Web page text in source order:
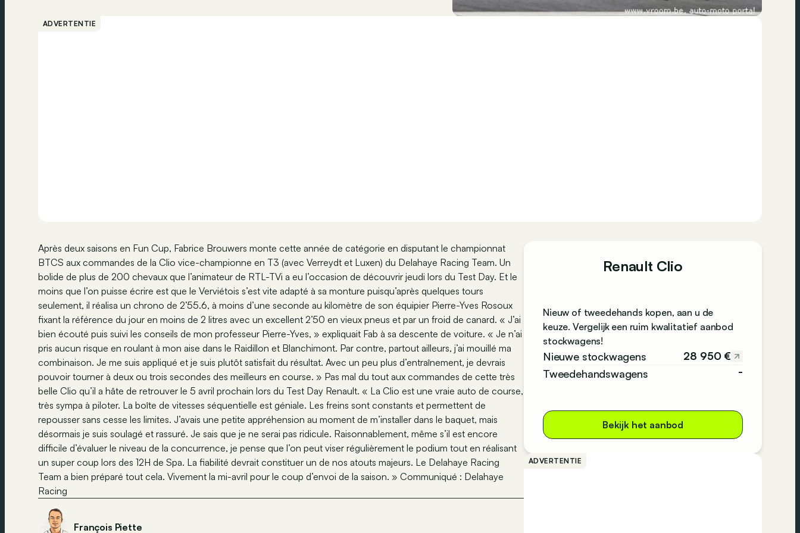
ADVERTENTIE
Après deux saisons en Fun Cup, Fabrice Brouwers monte cette année de catégorie en disputant le championnat
BTCS aux commandes de la Clio vice-championne en T3 (avec Verreydt et Luxen) du Delahaye Racing Team. Un
bolide de plus de 200 chevaux que l’animateur de RTL-TVi a eu l’occasion de découvrir jeudi lors du Test Day. Et le
moins que l’on puisse écrire est que le Verviétois s’est vite adapté à sa monture puisqu’après quelques tours
seulement, il réalisa un chrono de 2’55.6, à moins d’une seconde au kilomètre de son équipier Pierre-Yves Rosoux
fixant la référence du jour en moins de 2 litres avec un excellent 2’50 en vieux pneus et par un froid de canard. « J’ai
bien écouté puis suivi les conseils de mon professeur Pierre-Yves, » expliquait Fab à sa descente de voiture. « Je n’ai
pris aucun risque en roulant à mon aise dans le Raidillon et Blanchimont. Par contre, partout ailleurs, j’ai mouillé ma
combinaison. Je me suis appliqué et je suis plutôt satisfait du résultat. Avec un peu plus d’entraînement, je devrais
pouvoir tourner à deux ou trois secondes des meilleurs en course. » Pas mal du tout aux commandes de cette très
belle Clio qu’il a hâte de retrouver le 5 avril prochain lors du Test Day Renault. « La Clio est une vraie auto de course,
très sympa à piloter. La boîte de vitesses séquentielle est géniale. Les freins sont constants et permettent de
repousser sans cesse les limites. J’avais une petite appréhension au moment de m’installer dans le baquet, mais
désormais je suis soulagé et rassuré. Je sais que je ne serai pas ridicule. Raisonnablement, même s’il est encore
difficile d’évaluer le niveau de la concurrence, je pense que l’on peut viser régulièrement le podium tout en réalisant
un super coup lors des 12H de Spa. La fiabilité devrait constituer un de nos atouts majeurs. Le Delahaye Racing
Team a bien préparé tout cela. Vivement la mi-avril pour le coup d’envoi de la saison. » Communiqué : Delahaye
Racing
François Piette
Renault Clio
Nieuw of tweedehands kopen, aan u de
keuze. Vergelijk een ruim kwalitatief aanbod
stockwagens!
Nieuwe stockwagens
28 950 €
Tweedehandswagens
-
Bekijk het aanbod
ADVERTENTIE